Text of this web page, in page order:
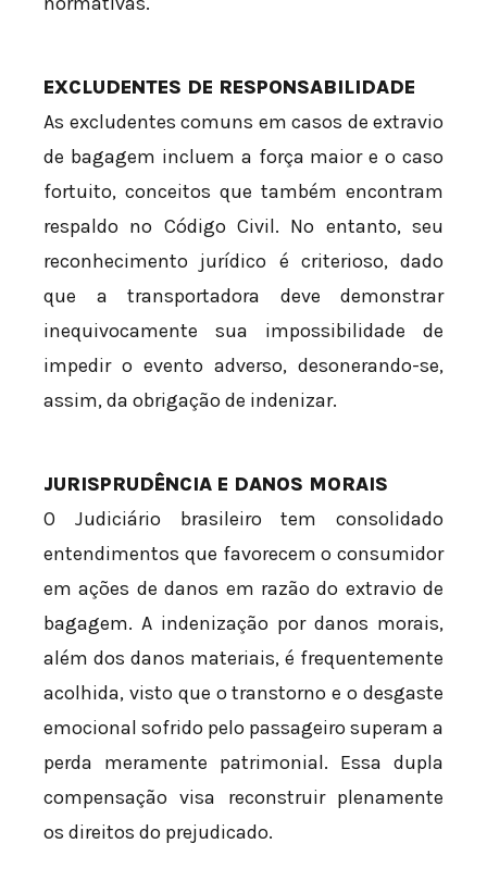
EXCLUDENTES DE RESPONSABILIDADE
As excludentes comuns em casos de extravio
de bagagem incluem a força maior e o caso
fortuito, conceitos que também encontram
respaldo no Código Civil. No entanto, seu
reconhecimento jurídico é criterioso, dado
que a transportadora deve demonstrar
inequivocamente sua impossibilidade de
impedir o evento adverso, desonerando-se,
assim, da obrigação de indenizar.
JURISPRUDÊNCIA E DANOS MORAIS
O Judiciário brasileiro tem consolidado
entendimentos que favorecem o consumidor
em ações de danos em razão do extravio de
bagagem. A indenização por danos morais,
além dos danos materiais, é frequentemente
acolhida, visto que o transtorno e o desgaste
emocional sofrido pelo passageiro superam a
perda meramente patrimonial. Essa dupla
compensação visa reconstruir plenamente
os direitos do prejudicado.